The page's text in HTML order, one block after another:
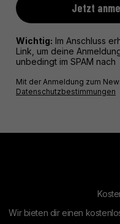
Jetzt
Wichtig: Im Anschluss
Link, um deine
unbedingt im SPAM nach
Mit der Anmeldung zum
Datenschutzbestimmungen
Wir bieten dir einen